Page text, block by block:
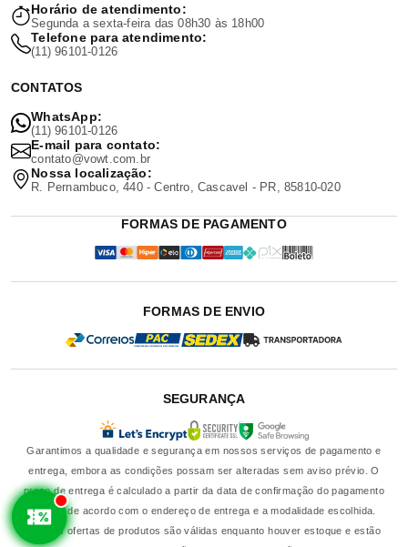
Horário de atendimento:
Segunda a sexta-feira das 08h30 às 18h00
Telefone para atendimento:
(11) 96101-0126
CONTATOS
WhatsApp:
(11) 96101-0126
E-mail para contato:
contato@vowt.com.br
Nossa localização:
R. Pernambuco, 440 - Centro, Cascavel - PR, 85810-020
FORMAS DE PAGAMENTO
FORMAS DE ENVIO
SEGURANÇA
Garantimos a qualidade e segurança em nossos serviços de pagamento e
entrega, embora as condições possam ser alteradas sem aviso prévio. O
prazo de entrega é calculado a partir da data de confirmação do pagamento
e varia de acordo com o endereço de entrega e a modalidade escolhida.
Nossas ofertas de produtos são válidas enquanto houver estoque e estão